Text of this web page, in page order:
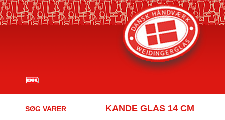
SØG VARER KANDE GLAS 14 CM